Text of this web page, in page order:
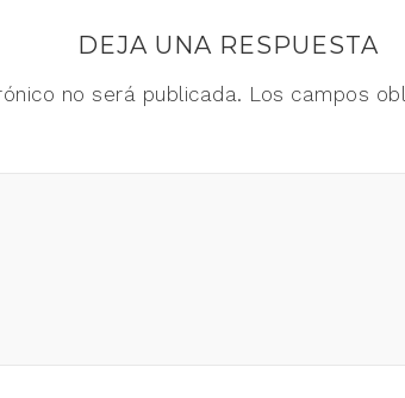
DEJA UNA RESPUESTA
no será publicada. Los campos